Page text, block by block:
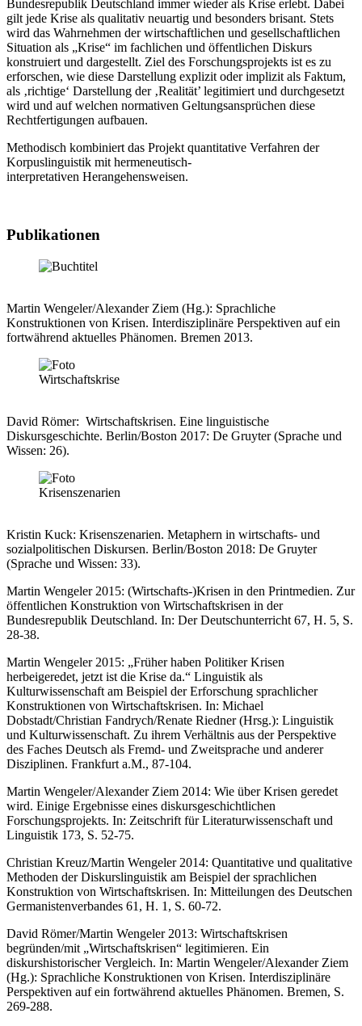
Bundesrepublik Deutschland immer wieder als Krise erlebt. Dabei
gilt jede Krise als qualitativ neuartig und besonders brisant. Stets
wird das Wahrnehmen der wirtschaftlichen und gesellschaftlichen
Situation als „Krise“ im fachlichen und öffentlichen Diskurs
konstruiert und dargestellt. Ziel des Forschungsprojekts ist es zu
erforschen, wie diese Darstellung explizit oder implizit als Faktum,
als ‚richtige‘ Darstellung der ‚Realität’ legitimiert und durchgesetzt
wird und auf welchen normativen Geltungsansprüchen diese
Rechtfertigungen aufbauen.
Methodisch kombiniert das Projekt quantitative Verfahren der
Korpuslinguistik mit hermeneutisch-
interpretativen Herangehensweisen.
Publikationen
Martin Wengeler/Alexander Ziem (Hg.): Sprachliche
Konstruktionen von Krisen. Interdisziplinäre Perspektiven auf ein
fortwährend aktuelles Phänomen. Bremen 2013.
David Römer: Wirtschaftskrisen. Eine linguistische
Diskursgeschichte. Berlin/Boston 2017: De Gruyter (Sprache und
Wissen: 26).
Kristin Kuck: Krisenszenarien. Metaphern in wirtschafts- und
sozialpolitischen Diskursen. Berlin/Boston 2018: De Gruyter
(Sprache und Wissen: 33).
Martin Wengeler 2015: (Wirtschafts-)Krisen in den Printmedien. Zur
öffentlichen Konstruktion von Wirtschaftskrisen in der
Bundesrepublik Deutschland. In: Der Deutschunterricht 67, H. 5, S.
28-38.
Martin Wengeler 2015: „Früher haben Politiker Krisen
herbeigeredet, jetzt ist die Krise da.“ Linguistik als
Kulturwissenschaft am Beispiel der Erforschung sprachlicher
Konstruktionen von Wirtschaftskrisen. In: Michael
Dobstadt/Christian Fandrych/Renate Riedner (Hrsg.): Linguistik
und Kulturwissenschaft. Zu ihrem Verhältnis aus der Perspektive
des Faches Deutsch als Fremd- und Zweitsprache und anderer
Disziplinen. Frankfurt a.M., 87-104.
Martin Wengeler/Alexander Ziem 2014: Wie über Krisen geredet
wird. Einige Ergebnisse eines diskursgeschichtlichen
Forschungsprojekts. In: Zeitschrift für Literaturwissenschaft und
Linguistik 173, S. 52-75.
Christian Kreuz/Martin Wengeler 2014: Quantitative und qualitative
Methoden der Diskurslinguistik am Beispiel der sprachlichen
Konstruktion von Wirtschaftskrisen. In: Mitteilungen des Deutschen
Germanistenverbandes 61, H. 1, S. 60-72.
David Römer/Martin Wengeler 2013: Wirtschaftskrisen
begründen/mit „Wirtschaftskrisen“ legitimieren. Ein
diskurshistorischer Vergleich. In: Martin Wengeler/Alexander Ziem
(Hg.): Sprachliche Konstruktionen von Krisen. Interdisziplinäre
Perspektiven auf ein fortwährend aktuelles Phänomen. Bremen, S.
269-288.